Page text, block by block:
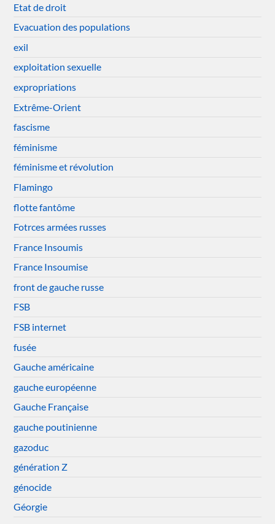
Etat de droit
Evacuation des populations
exil
exploitation sexuelle
expropriations
Extrême-Orient
fascisme
féminisme
féminisme et révolution
Flamingo
flotte fantôme
Fotrces armées russes
France Insoumis
France Insoumise
front de gauche russe
FSB
FSB internet
fusée
Gauche américaine
gauche européenne
Gauche Française
gauche poutinienne
gazoduc
génération Z
génocide
Géorgie